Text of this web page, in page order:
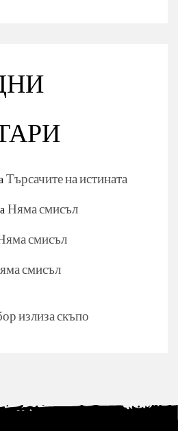
Търсачите на истината
Няма смисъл
смисъл
смисъл
излиза скъпо